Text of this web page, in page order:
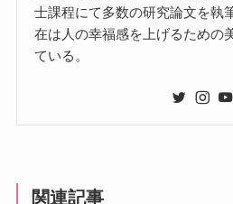
士課程にて多数の研究論文を執
在は人の幸福感を上げるための
ている。
関連記事